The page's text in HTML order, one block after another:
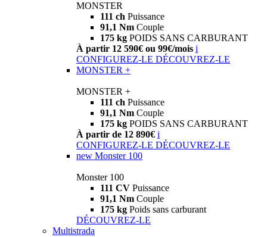
MONSTER
111 ch Puissance
91,1 Nm Couple
175 kg POIDS SANS CARBURANT
À partir 12 590€ ou 99€/mois i
CONFIGUREZ-LE DÉCOUVREZ-LE
MONSTER +
MONSTER +
111 ch Puissance
91,1 Nm Couple
175 kg POIDS SANS CARBURANT
À partir de 12 890€ i
CONFIGUREZ-LE DÉCOUVREZ-LE
new Monster 100
Monster 100
111 CV Puissance
91,1 Nm Couple
175 kg Poids sans carburant
DÉCOUVREZ-LE
Multistrada